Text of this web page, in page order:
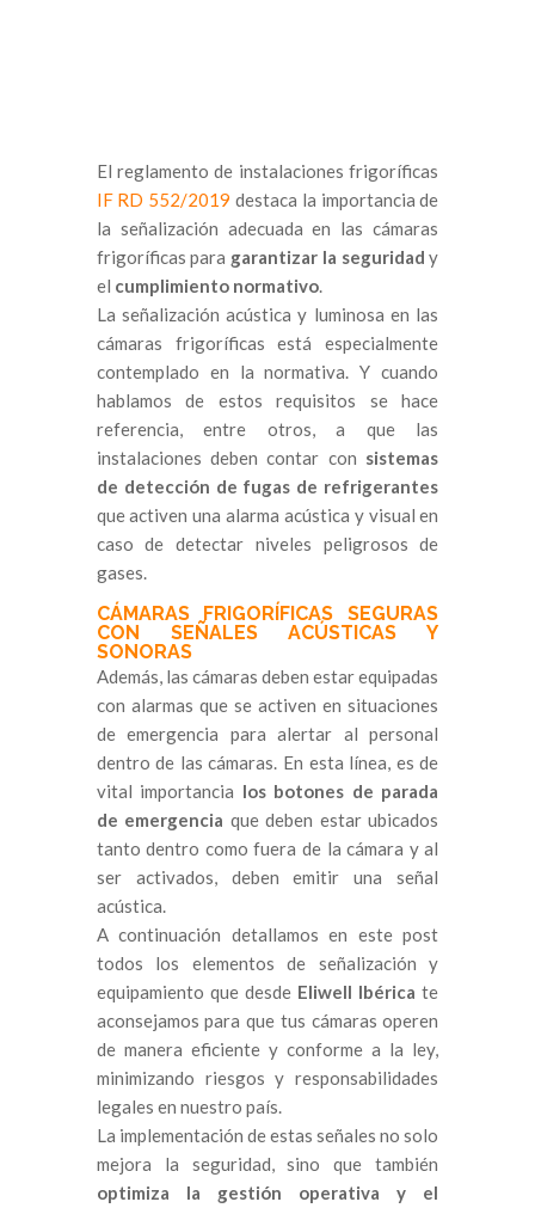
El reglamento de instalaciones frigoríficas
IF RD 552/2019 destaca la importancia de
la señalización adecuada en las cámaras
frigoríficas para garantizar la seguridad y
el cumplimiento normativo.
La señalización acústica y luminosa en las
cámaras frigoríficas está especialmente
contemplado en la normativa. Y cuando
hablamos de estos requisitos se hace
referencia, entre otros, a que las
instalaciones deben contar con sistemas
de detección de fugas de refrigerantes
que activen una alarma acústica y visual en
caso de detectar niveles peligrosos de
gases.
CÁMARAS FRIGORÍFICAS SEGURAS
CON SEÑALES ACÚSTICAS Y
SONORAS
Además, las cámaras deben estar equipadas
con alarmas que se activen en situaciones
de emergencia para alertar al personal
dentro de las cámaras. En esta línea, es de
vital importancia los botones de parada
de emergencia que deben estar ubicados
tanto dentro como fuera de la cámara y al
ser activados, deben emitir una señal
acústica.
A continuación detallamos en este post
todos los elementos de señalización y
equipamiento que desde Eliwell Ibérica te
aconsejamos para que tus cámaras operen
de manera eficiente y conforme a la ley,
minimizando riesgos y responsabilidades
legales en nuestro país.
La implementación de estas señales no solo
mejora la seguridad, sino que también
optimiza la gestión operativa y el